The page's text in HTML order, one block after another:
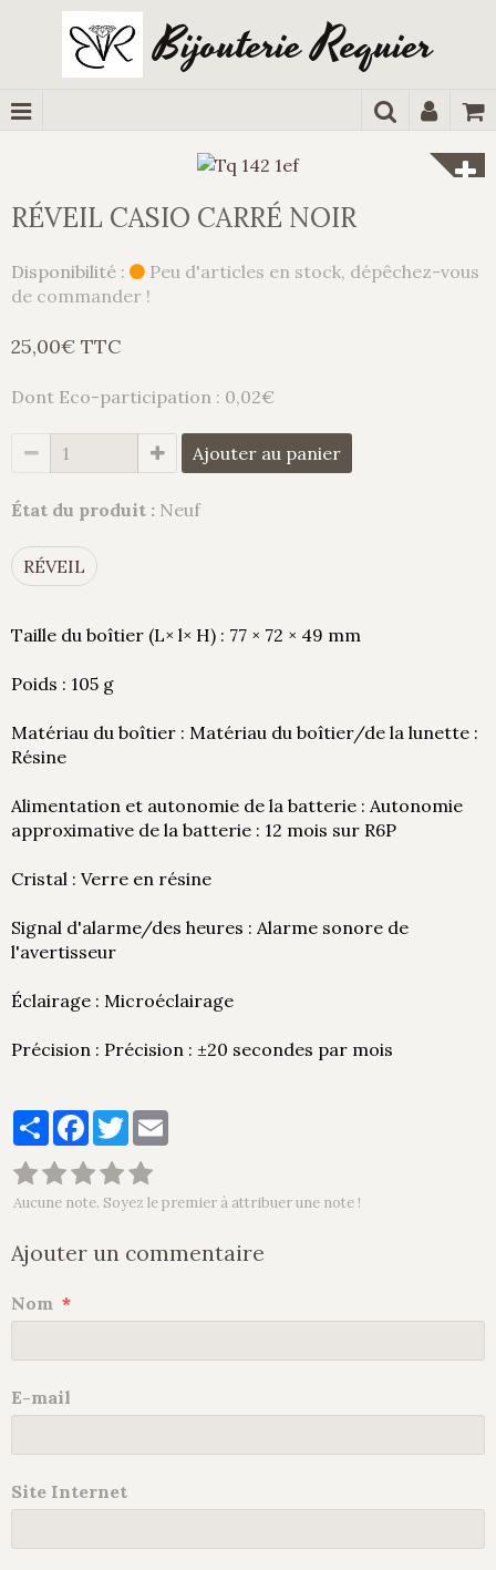
Bijouterie Requier
RÉVEIL CASIO CARRÉ NOIR
Disponibilité :
Peu d'articles en stock, dépêchez-vous
de commander !
25,00€ TTC
Dont Eco-participation : 0,02€
Ajouter au panier
État du produit : Neuf
RÉVEIL
Taille du boîtier (L× l× H) : 77 × 72 × 49 mm
Poids : 105 g
Matériau du boîtier : Matériau du boîtier/de la lunette :
Résine
Alimentation et autonomie de la batterie : Autonomie
approximative de la batterie : 12 mois sur R6P
Cristal : Verre en résine
Signal d'alarme/des heures : Alarme sonore de
l'avertisseur
Éclairage : Microéclairage
Précision : Précision : ±20 secondes par mois
PartagerFacebook
Twitter
Aucune note. Soyez le premier à attribuer une note !
Ajouter un commentaire
Nom
E-mail
Site Internet